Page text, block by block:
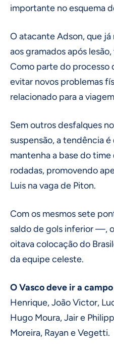
importante no esquema
O atacante Adson, que
aos gramados após
Como parte do processo
evitar novos problemas
relacionado para a
Sem outros desfalques
suspensão, a tendência
mantenha a base do
rodadas, promovendo
Luis na vaga de Piton.
Com os mesmos sete
saldo de gols inferior —,
oitava colocação do
da equipe celeste.
O Vasco deve ir a
Henrique, João Victor,
Hugo Moura, Jair e
Moreira, Rayan e Vegetti.